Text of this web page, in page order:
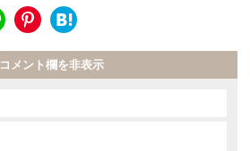
コメント欄を非表示